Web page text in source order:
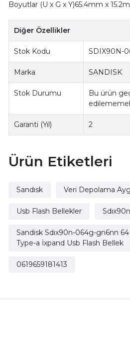
Boyutlar (U x G x Y)65.4mm x
Diğer Özellikler
Stok Kodu SDIX90N-
Marka SANDISK
Stok Durumu
Bu ürün
Garanti (Yıl) 2
Ürün Etiketleri
Sandısk Veri Depolama
Usb Flash Bellekler
Sandisk Sdıx90n-064g-gn6nn
Type-a İxpand Usb Flash Bellek
0619659181413